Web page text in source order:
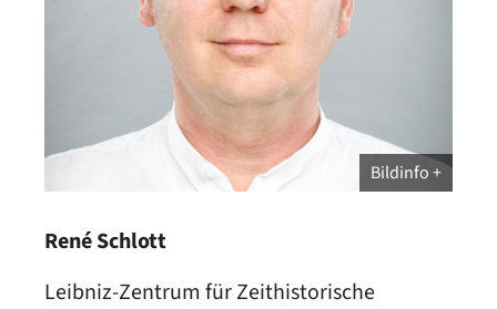
Bildinfo
René Schlott
Leibniz-Zentrum für Zeithistorische